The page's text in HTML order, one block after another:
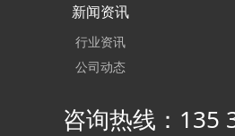
新闻资讯
行业资讯
公司动态
咨询热线：135